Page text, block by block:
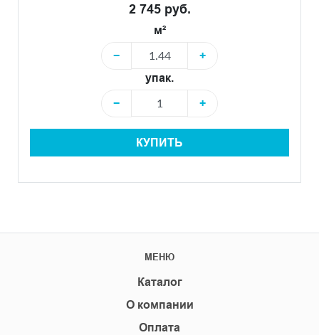
2 745 руб.
м²
−
+
упак.
−
+
КУПИТЬ
МЕНЮ
Каталог
О компании
Оплата